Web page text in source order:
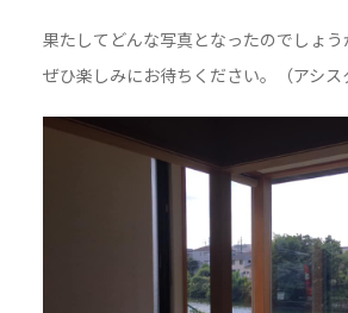
果たしてどんな写真となったのでしょう
ぜひ楽しみにお待ちください。（アシス